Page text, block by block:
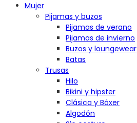
Mujer
Pijamas y buzos
Pijamas de verano
Pijamas de invierno
Buzos y loungewear
Batas
Trusas
Hilo
Bikini y hipster
Clásica y Bóxer
Algodón